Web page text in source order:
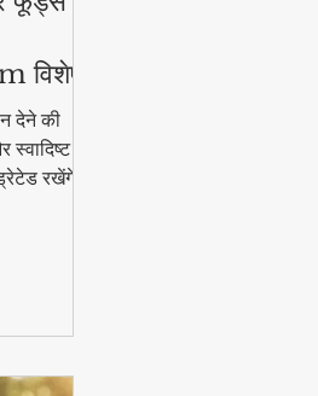
विशेष)
देने की
स्वादिष्ट
रखेंगे,